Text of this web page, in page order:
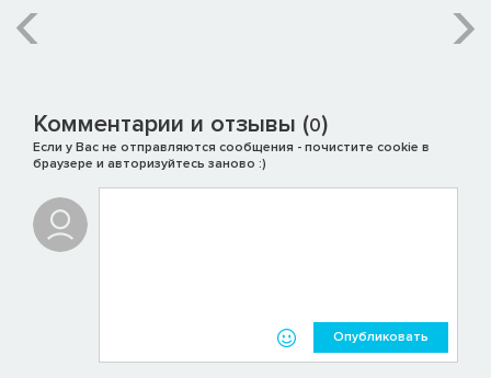
Комментарии и отзывы (0)
Если у Вас не отправляются сообщения - почистите cookie в
браузере и авторизуйтесь заново :)
Опубликовать